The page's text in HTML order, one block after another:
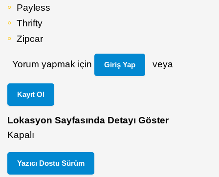
Payless
Thrifty
Zipcar
Yorum yapmak için Giriş Yap veya
Kayıt Ol
Lokasyon Sayfasında Detayı Göster
Kapalı
Yazıcı Dostu Sürüm